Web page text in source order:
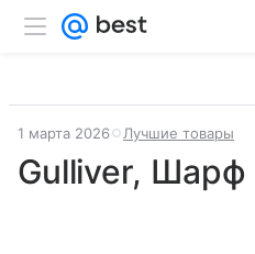
1 марта 2026 Лучшие товары
Gulliver, Шарф